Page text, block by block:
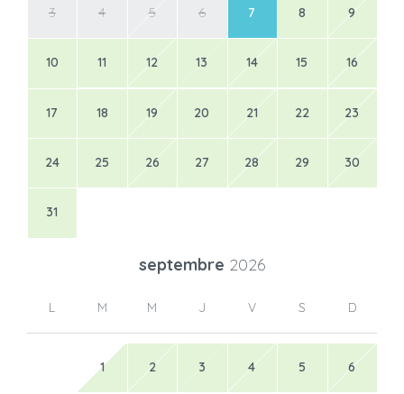
3 4 5 6 7 8 9
10 11 12 13 14 15 16
17 18 19 20 21 22 23
24 25 26 27 28 29 30
31
septembre 2026
L M M J V S D
1 2 3 4 5 6